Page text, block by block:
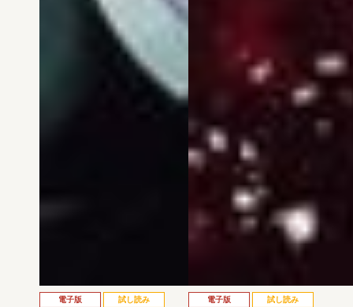
電子版 試し読み 電子版 試し読み